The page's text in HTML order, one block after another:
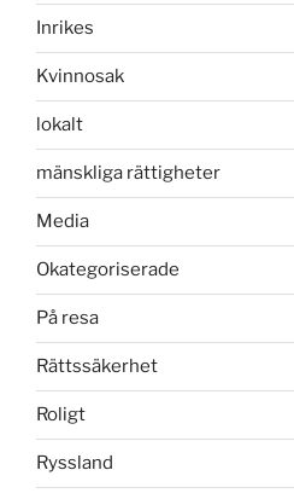
Inrikes
Kvinnosak
lokalt
mänskliga rättigheter
Media
Okategoriserade
På resa
Rättssäkerhet
Roligt
Ryssland